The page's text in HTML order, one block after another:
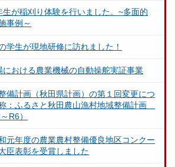
生が稲刈り体験を行いました。~多面的
事例～
学生が現地研修に訪れました！
おける農業機械の自動操舵実証事業
備計画（秋田県計画）の第１回変更につ
：ふるさと秋田農山漁村地域整備計画
R6）
元年度の農業農村整備優良地区コンクー
臣表彰を受賞しました